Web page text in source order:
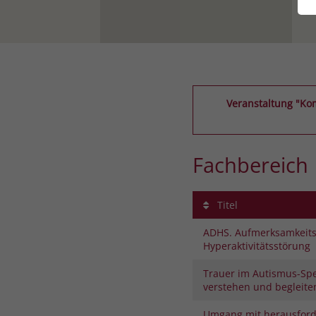
Veranstaltung
Fachbereich
Titel
ADHS.
Hyperaktivitätsstörung
Trauer im Autismus-
verstehen und